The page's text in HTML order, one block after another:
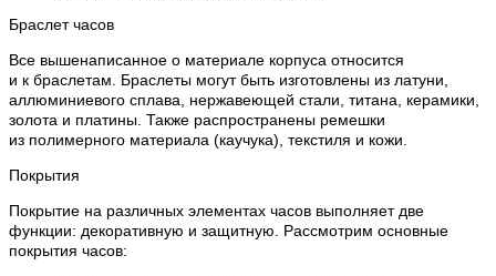
Браслет часов
Все вышенаписанное о материале корпуса относится
и к браслетам. Браслеты могут быть изготовлены из латуни,
аллюминиевого сплава, нержавеющей стали, титана, керамики,
золота и платины. Также распространены ремешки
из полимерного материала (каучука), текстиля и кожи.
Покрытия
Покрытие на различных элементах часов выполняет две
функции: декоративную и защитную. Рассмотрим основные
покрытия часов: